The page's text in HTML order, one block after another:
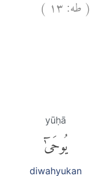
yūḥā
يُوحَىٰٓ
diwahyukan